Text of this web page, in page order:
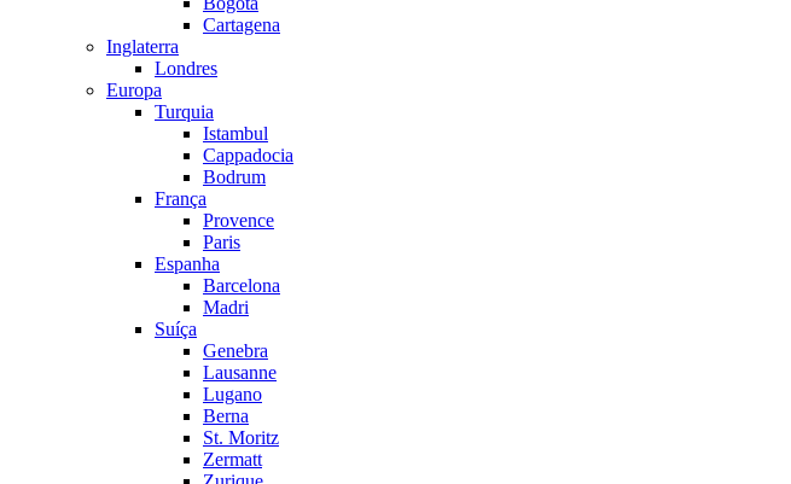
Cartagena
Inglaterra
Londres
Europa
Turquia
Istambul
Cappadocia
Bodrum
França
Provence
Paris
Espanha
Barcelona
Madri
Suíça
Genebra
Lausanne
Lugano
Berna
St. Moritz
Zermatt